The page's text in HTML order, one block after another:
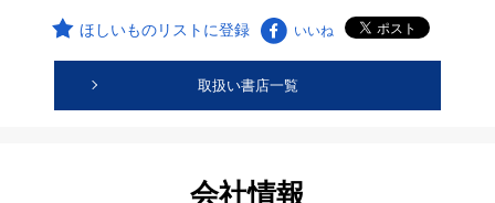
ほしいものリストに登録 いいね
取扱い書店一覧
会社情報